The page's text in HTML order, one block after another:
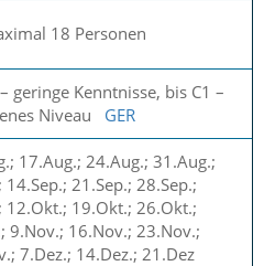
18 Personen
geringe Kenntnisse, bis C1 –
Niveau GER
17.Aug.; 24.Aug.; 31.Aug.;
14.Sep.; 21.Sep.; 28.Sep.;
12.Okt.; 19.Okt.; 26.Okt.;
9.Nov.; 16.Nov.; 23.Nov.;
7.Dez.; 14.Dez.; 21.Dez